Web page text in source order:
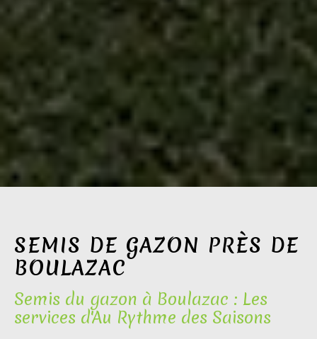
SEMIS DE GAZON PRÈS DE
BOULAZAC
Semis du gazon à Boulazac : Les
services d'Au Rythme des Saisons